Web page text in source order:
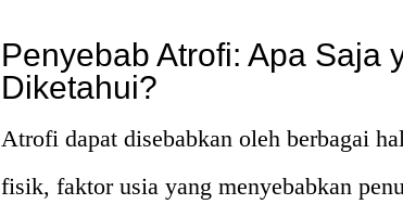
Penyebab Atrofi: Apa Saja
Diketahui?
Atrofi dapat disebabkan oleh berbagai
fisik, faktor usia yang menyebabkan